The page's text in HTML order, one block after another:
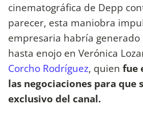
cinematográfica de Depp
parecer, esta maniobra
empresaria habría
hasta enojo en Verónica
Corcho Rodríguez, quien fue
las negociaciones para que
exclusivo del canal.